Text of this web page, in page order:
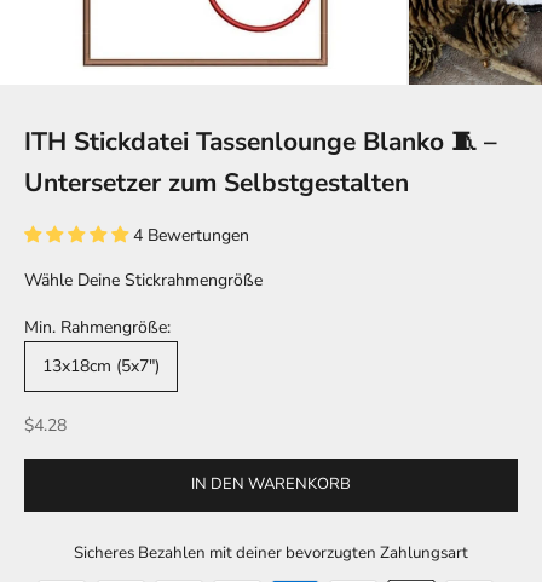
ITH Stickdatei Tassenlounge Blanko 🧵 –
Untersetzer zum Selbstgestalten
4 Bewertungen
Wähle Deine Stickrahmengröße
Min. Rahmengröße:
13x18cm (5x7")
Angebot
$4.28
IN DEN WARENKORB
Sicheres Bezahlen mit deiner bevorzugten Zahlungsart